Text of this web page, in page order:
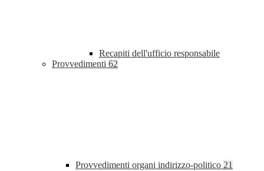
Recapiti dell'ufficio responsabile
Provvedimenti 62
Provvedimenti organi indirizzo-politico 21